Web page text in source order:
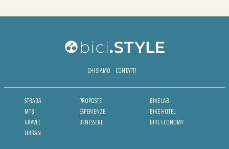
CHI SIAMO CONTATTI
STRADA
MTB
GRAVEL
URBAN
PROPOSTE
ESPERIENZE
BENESSERE
BIKE LAB
BIKE HOTEL
BIKE ECONOMY